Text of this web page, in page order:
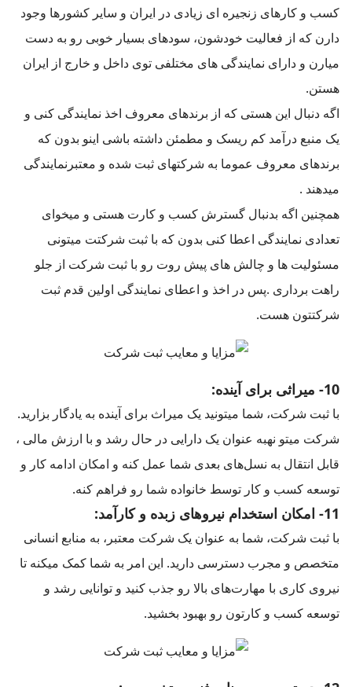
کسب و کارهای زنجیره ای زیادی در ایران و سایر کشورها وجود
دارن که از فعالیت خودشون، سودهای بسیار خوبی رو به دست
میارن و دارای نمایندگی های مختلفی توی داخل و خارج از ایران
هستن.
اگه دنبال این هستی که از برندهای معروف اخذ نمایندگی کنی و
یک منبع درآمد کم ریسک و مطمئن داشته باشی اینو بدون که
برندهای معروف عموما به شرکتهای ثبت شده و معتبرنمایندگی
میدهند .
همچنین اگه بدنبال گسترش کسب و کارت هستی و میخوای
تعدادی نمایندگی اعطا کنی بدون که با ثبت شرکتت میتونی
مسئولیت ها و چالش های پیش روت رو با ثبت شرکت از جلو
راهت برداری .پس در اخذ و اعطای نمایندگی اولین قدم ثبت
شرکتتون هست.
10- میراثی برای آینده:
با ثبت شرکت، شما میتونید یک میراث برای آینده به یادگار بزارید.
شرکت میتو نهبه عنوان یک دارایی در حال رشد و با ارزش مالی ،
قابل انتقال به نسل‌های بعدی شما عمل کنه و امکان ادامه کار و
توسعه کسب و کار توسط خانواده شما رو فراهم کنه.
11- امکان استخدام نیروهای زبده و کارآمد:
با ثبت شرکت، شما به عنوان یک شرکت معتبر، به منابع انسانی
متخصص و مجرب دسترسی دارید. این امر به شما کمک میکنه تا
نیروی کاری با مهارت‌های بالا رو جذب کنید و توانایی رشد و
توسعه کسب و کارتون رو بهبود بخشید.